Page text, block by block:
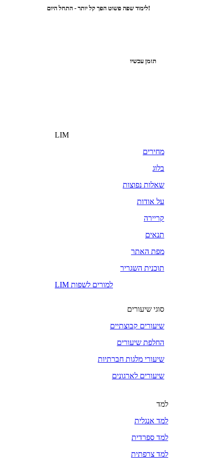
לימוד שפה פשוט הפך קל יותר - התחל היום!
תזמן עכשיו
LIM
מחירים
בלוג
שאלות נפוצות
על אודות
קריירה
תנאים
מפת האתר
תוכנית השגריר
LIM למורים לשפות
סוגי שיעורים
שיעורים קבוצתיים
החלפת שיעורים
שיעורי מלגות חברתיות
שיעורים לארגונים
למד
למד אנגלית
למד ספרדית
למד צרפתית